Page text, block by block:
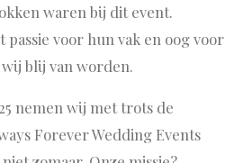
waren bij dit event.
passie voor hun vak en oog voor
blij van worden.
nemen wij met trots de
Forever Wedding Events